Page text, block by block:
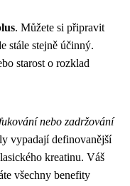
. Můžete si připravit
stále stejně účinný.
starost o rozklad
nebo zadržování
vypadají definovanější
kreatinu. Váš
všechny benefity